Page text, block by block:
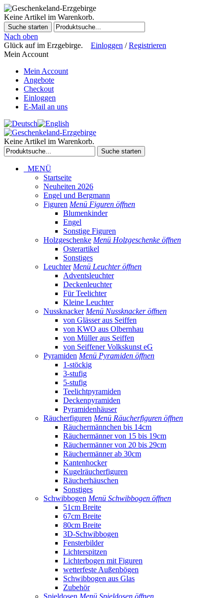
Keine Artikel im Warenkorb.
Suche starten
Nach oben
Glück auf im Erzgebirge.
Einloggen /Registrieren
Mein Account
Mein Account
Angebote
Checkout
Einloggen
E-Mail an uns
Keine Artikel im Warenkorb.
Suche starten
MENÜ
Startseite
Neuheiten 2026
Engel und Bergmann
Figuren Menü Figuren öffnen
Blumenkinder
Engel
Sonstige Figuren
Holzgeschenke Menü Holzgeschenke öffnen
Osterartikel
Sonstiges
Leuchter Menü Leuchter öffnen
Adventsleuchter
Deckenleuchter
Für Teelichter
Kleine Leuchter
Nussknacker Menü Nussknacker öffnen
von Glässer aus Seiffen
von KWO aus Olbernhau
von Müller aus Seiffen
von Seiffener Volkskunst eG
Pyramiden Menü Pyramiden öffnen
1-stöckig
3-stufig
5-stufig
Teelichtpyramiden
Deckenpyramiden
Pyramidenhäuser
Räucherfiguren Menü Räucherfiguren öffnen
Räuchermännchen bis 14cm
Räuchermänner von 15 bis 19cm
Räuchermänner von 20 bis 29cm
Räuchermänner ab 30cm
Kantenhocker
Kugelräucherfiguren
Räucherhäuschen
Sonstiges
Schwibbogen Menü Schwibbogen öffnen
51cm Breite
67cm Breite
80cm Breite
3D-Schwibbogen
Fensterbilder
Lichterspitzen
Lichterbogen mit Figuren
wetterfeste Außenbögen
Schwibbogen aus Glas
Zubehör
Spieldosen Menü Spieldosen öffnen